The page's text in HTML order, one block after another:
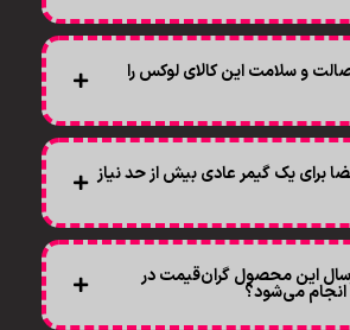
و سلامت این کالای لوکس را
فضا برای یک گیمر عادی بیش از حد نیاز
این محصول گران‌قیمت در
انجام می‌شود؟